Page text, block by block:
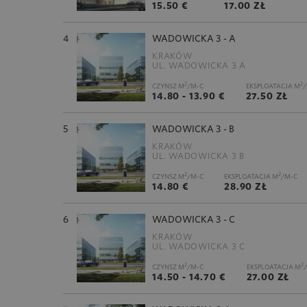
15.50 € 17.00 ZŁ
4 WADOWICKA 3 - A
KRAKÓW
UL. WADOWICKA 3 A
CZYNSZ M2/M-C
14.80 - 13.90 €
EKSPLOATACJA M2/
27.50 ZŁ
5 WADOWICKA 3 - B
KRAKÓW
UL. WADOWICKA 3 B
CZYNSZ M2/M-C
14.80 €
EKSPLOATACJA M2/M-C
28.90 ZŁ
6 WADOWICKA 3 - C
KRAKÓW
UL. WADOWICKA 3 C
CZYNSZ M2/M-C
14.50 - 14.70 €
EKSPLOATACJA M2/
27.00 ZŁ